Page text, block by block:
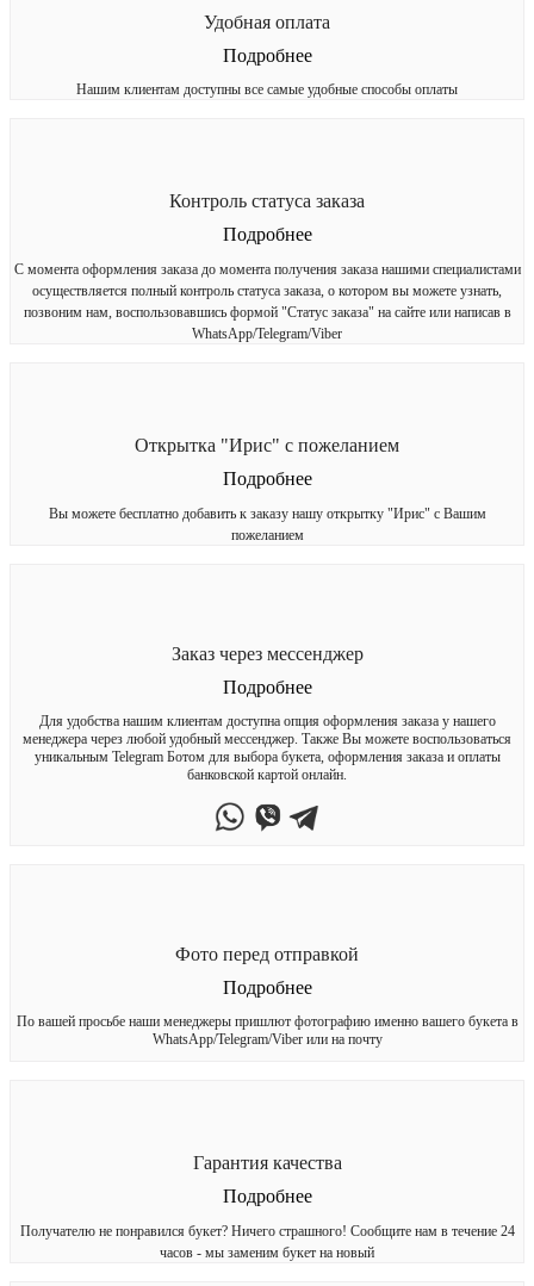
Удобная оплата
Подробнее
Нашим клиентам доступны все самые удобные способы оплаты
Контроль статуса заказа
Подробнее
С момента оформления заказа до момента получения заказа нашими специалистами
осуществляется полный контроль статуса заказа, о котором вы можете узнать,
позвоним нам, воспользовавшись формой "Статус заказа" на сайте или написав в
WhatsApp/Telegram/Viber
Открытка "Ирис" с пожеланием
Подробнее
Вы можете бесплатно добавить к заказу нашу открытку "Ирис" с Вашим
пожеланием
Заказ через мессенджер
Подробнее
Для удобства нашим клиентам доступна опция оформления заказа у нашего
менеджера через любой удобный мессенджер. Также Вы можете воспользоваться
уникальным Telegram Ботом для выбора букета, оформления заказа и оплаты
банковской картой онлайн.
Фото перед отправкой
Подробнее
По вашей просьбе наши менеджеры пришлют фотографию именно вашего букета в
WhatsApp/Telegram/Viber или на почту
Гарантия качества
Подробнее
Получателю не понравился букет? Ничего страшного! Сообщите нам в течение 24
часов - мы заменим букет на новый